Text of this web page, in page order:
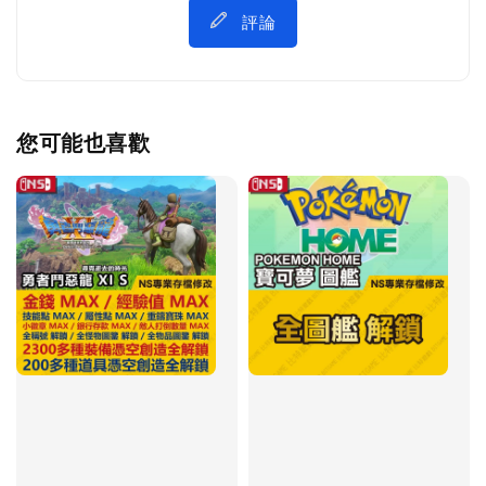
評論
您可能也喜歡